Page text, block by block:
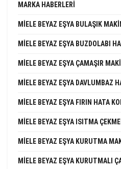
MARKA HABERLERI
MIELE BEYAZ EŞYA BULAŞIK
MIELE BEYAZ EŞYA BUZDOLABI
MIELE BEYAZ EŞYA ÇAMAŞIR
MIELE BEYAZ EŞYA DAVLUMBAZ
MIELE BEYAZ EŞYA FIRIN HATA
MIELE BEYAZ EŞYA ISITMA
MIELE BEYAZ EŞYA KURUTMA
MIELE BEYAZ EŞYA KURUTMALI